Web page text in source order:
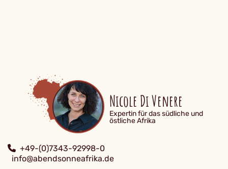
Nicole Di Venere
Expertin für das südliche und
östliche Afrika
+49-(0)7343-92998-0
info@abendsonneafrika.de